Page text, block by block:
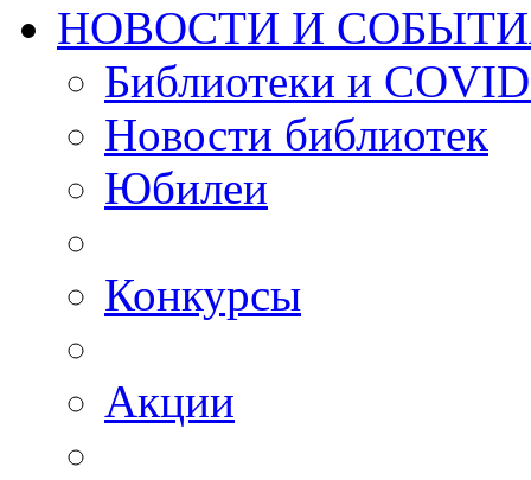
НОВОСТИ И
Библиотеки и
Новости библиотек
Юбилеи
Конкурсы
Акции